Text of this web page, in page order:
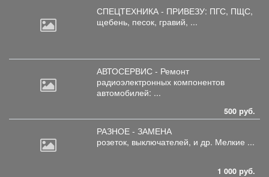
СПЕЦТЕХНИКА - ПРИВЕЗУ: ПГС, ПЩС,
щебень, песок, гравий, ...
АВТОСЕРВИС - Ремонт
радиоэлектронных компонентов
автомобилей: ...
500 руб.
РАЗНОЕ - ЗАМЕНА
розеток, выключателей, и др. Мелкие ...
1 000 руб.